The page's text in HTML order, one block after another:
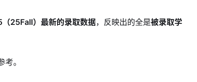
25Fall）最新的录取数据，反映出的全是被录取学
。